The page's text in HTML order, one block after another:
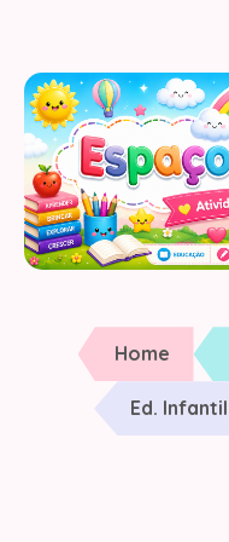
Home
Ed. Infantil